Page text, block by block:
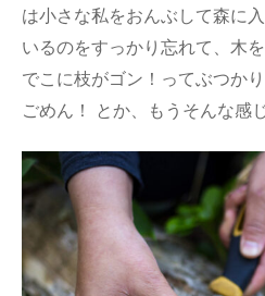
は小さな私をおんぶして森に
いるのをすっかり忘れて、木
でこに枝がゴン！ってぶつか
ごめん！ とか、もうそんな感